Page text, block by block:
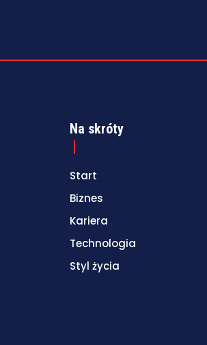
Na skróty
Start
Biznes
Kariera
Technologia
Styl życia